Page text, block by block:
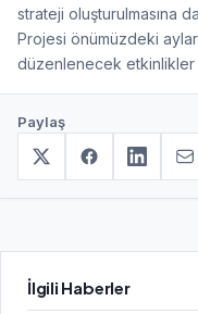
strateji oluşturulmasına
Projesi önümüzdeki
düzenlenecek
Paylaş
İlgili Haberler